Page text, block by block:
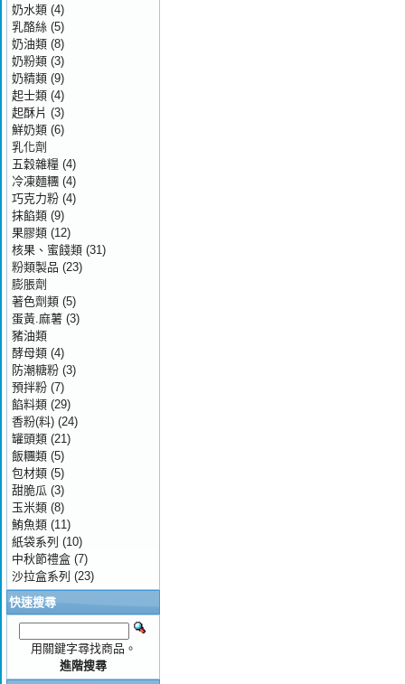
奶水類 (4)
乳酪絲 (5)
奶油類 (8)
奶粉類 (3)
奶精類 (9)
起士類 (4)
起酥片 (3)
鮮奶類 (6)
乳化劑
五穀雜糧 (4)
冷凍麵糰 (4)
巧克力粉 (4)
抹餡類 (9)
果膠類 (12)
核果、蜜餞類 (31)
粉類製品 (23)
膨脹劑
著色劑類 (5)
蛋黃.麻薯 (3)
豬油類
酵母類 (4)
防潮糖粉 (3)
預拌粉 (7)
餡料類 (29)
香粉(料) (24)
罐頭類 (21)
飯糰類 (5)
包材類 (5)
甜脆瓜 (3)
玉米類 (8)
鮪魚類 (11)
紙袋系列 (10)
中秋節禮盒 (7)
沙拉盒系列 (23)
快速搜尋
用關鍵字尋找商品。
進階搜尋